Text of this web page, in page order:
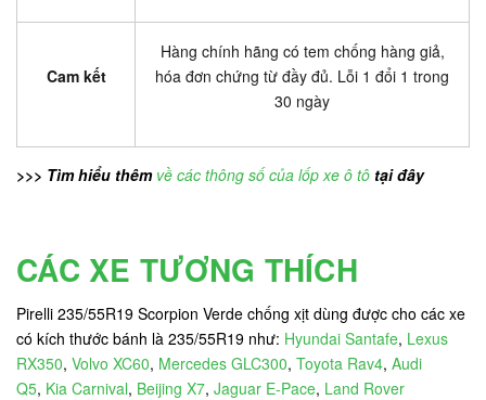
Cam kết
Hàng chính hãng có tem chống hàng giả,
hóa đơn chứng từ đầy đủ. Lỗi 1 đổi 1 trong
30 ngày
>>> Tìm hiểu thêm về các thông số của lốp xe ô tô tại đây
CÁC XE TƯƠNG THÍCH
Pirelli 235/55R19 Scorpion Verde chống xịt dùng được cho các xe
có kích thước bánh là 235/55R19 như: Hyundai Santafe, Lexus
RX350, Volvo XC60, Mercedes GLC300, Toyota Rav4, Audi
Q5, Kia Carnival, Beijing X7, Jaguar E-Pace, Land Rover